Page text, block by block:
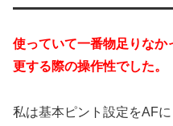
使っていて一番物足りな
更する際の操作性でした。
私は基本ピント設定をAF